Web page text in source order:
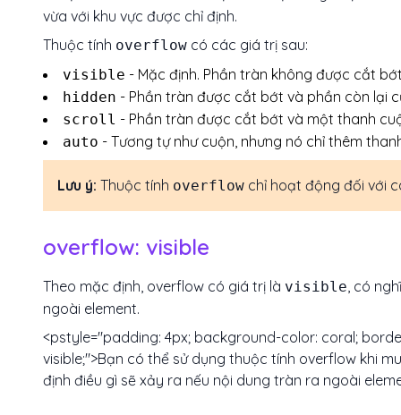
vừa với khu vực được chỉ định.
Thuộc tính overflow có các giá trị sau:
visible - Mặc định. Phần tràn không được cắt
hidden - Phần tràn được cắt bớt và phần còn lại
scroll - Phần tràn được cắt bớt và một thanh
auto - Tương tự như cuộn, nhưng nó chỉ thêm
Lưu ý: Thuộc tính overflow chỉ hoạt động đối với
overflow: visible
Theo mặc định, overflow có giá trị là visible, có
ngoài element.
<pstyle="padding: 4px; background-color: coral;
visible;">Bạn có thể sử dụng thuộc tính overflow khi
định điều gì sẽ xảy ra nếu nội dung tràn ra ngoài